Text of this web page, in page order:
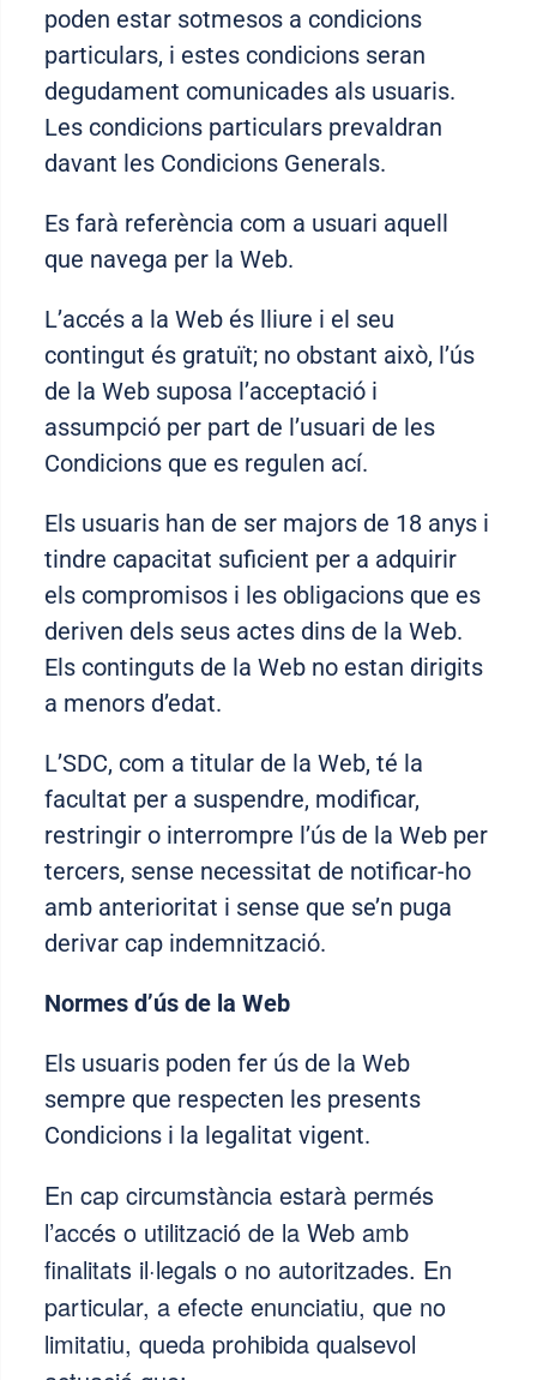
poden estar sotmesos a condicions
particulars, i estes condicions seran
degudament comunicades als usuaris.
Les condicions particulars prevaldran
davant les Condicions Generals.
Es farà referència com a usuari aquell
que navega per la Web.
L’accés a la Web és lliure i el seu
contingut és gratuït; no obstant això, l’ús
de la Web suposa l’acceptació i
assumpció per part de l’usuari de les
Condicions que es regulen ací.
Els usuaris han de ser majors de 18 anys i
tindre capacitat suficient per a adquirir
els compromisos i les obligacions que es
deriven dels seus actes dins de la Web.
Els continguts de la Web no estan dirigits
a menors d’edat.
L’SDC, com a titular de la Web, té la
facultat per a suspendre, modificar,
restringir o interrompre l’ús de la Web per
tercers, sense necessitat de notificar-ho
amb anterioritat i sense que se’n puga
derivar cap indemnització.
Normes d’ús de la Web
Els usuaris poden fer ús de la Web
sempre que respecten les presents
Condicions i la legalitat vigent.
En cap circumstància estarà permés
l’accés o utilització de la Web amb
finalitats il·legals o no autoritzades. En
particular, a efecte enunciatiu, que no
limitatiu, queda prohibida qualsevol